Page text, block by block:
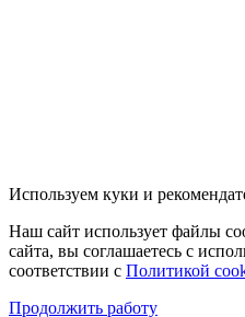
Используем куки и
Наш сайт использует файлы
сайта, вы соглашаетесь с
соответствии с Политикой
Продолжить работу